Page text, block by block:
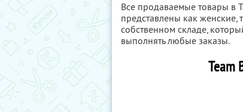
Все продаваемые товары в
представлены как женские,
собственном складе,
выполнять любые заказы.
Team